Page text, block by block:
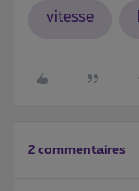
vitesse
2 commentaires